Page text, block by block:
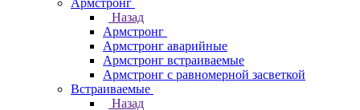
Армстронг
Назад
Армстронг
Армстронг аварийные
Армстронг встраиваемые
Армстронг с равномерной засветкой
Встраиваемые
Назад